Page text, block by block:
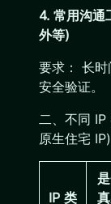
4. 常用沟
外等)
要求： 长
安全验证。
二、不同 IP
原生住宅 IP)
IP 类